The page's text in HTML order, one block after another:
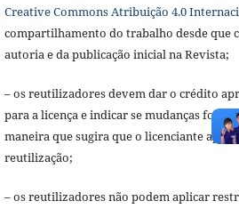
Creative Commons Atribuição 4.0
compartilhamento do trabalho desde que
autoria e da publicação inicial na Revista;
– os reutilizadores devem dar o crédito
para a licença e indicar se mudanças
maneira que sugira que o licenciante apoia
reutilização;
– os reutilizadores não podem aplicar